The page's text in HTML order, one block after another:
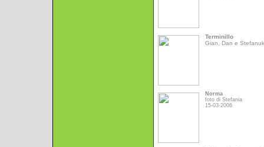
Terminillo
Gian, Dan e Stefanuk
Norma
foto di Stefania
15-03-2006